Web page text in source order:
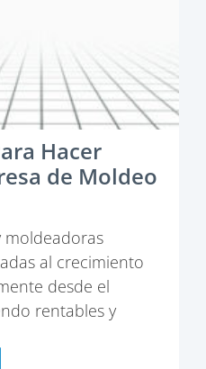
Hacer
de Moldeo
moldeadoras
al crecimiento
desde el
rentables y